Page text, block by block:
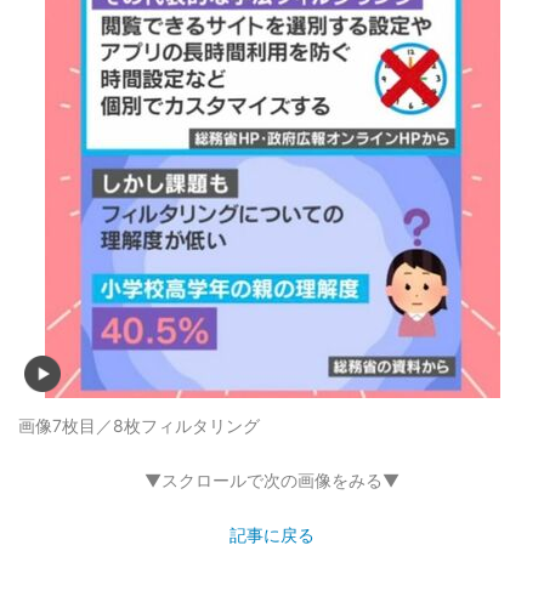
画像7枚目／8枚フィルタリング
▼スクロールで次の画像をみる▼
記事に戻る